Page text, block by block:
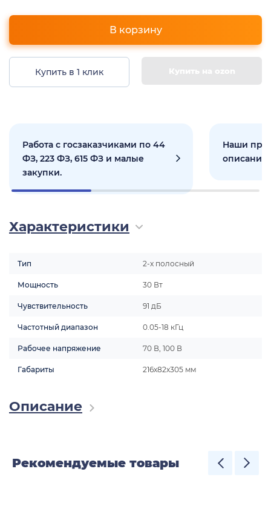
В корзину
Купить в 1 клик Купить на ozon
Работа с госзаказчиками по 44
ФЗ, 223 ФЗ, 615 ФЗ и малые
закупки.
Наши
Характеристики
Тип 2-х полосный
Мощность 30 Вт
Чувствительность 91 дБ
Частотный диапазон 0.05-18 кГц
Рабочее напряжение 70 В, 100 В
Габариты 216х82х305 мм
Описание
Рекомендуемые товары